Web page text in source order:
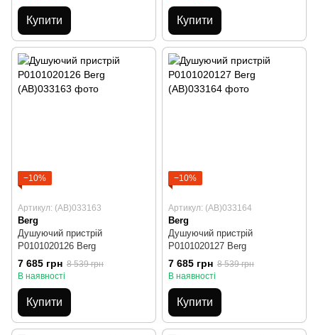
Купити Купити
−10%
Артикул: (AB)033163
Berg
Душуючий пристрій
Р0101020126 Berg
7 685 грн 8 539 грн
В наявності
Купити
−10%
Артикул: (AB)033164
Berg
Душуючий пристрій
Р0101020127 Berg
7 685 грн 8 539 грн
В наявності
Купити